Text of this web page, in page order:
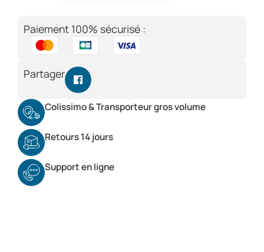
Paiement 100% sécurisé :
Partager
Colissimo & Transporteur gros volume
Retours 14 jours
Support en ligne